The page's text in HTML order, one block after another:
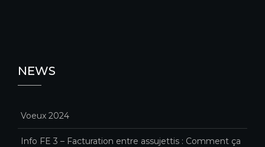
NEWS
Voeux 2024
Info FE 3 – Facturation entre assujettis : Comment ça